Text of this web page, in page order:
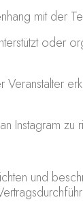
mit der
oder
Instagram zu
und